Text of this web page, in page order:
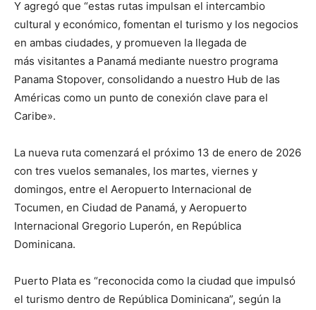
Y agregó que “estas rutas impulsan el intercambio
cultural y económico, fomentan el turismo y los negocios
en ambas ciudades, y promueven la llegada de
más visitantes a Panamá mediante nuestro programa
Panama Stopover, consolidando a nuestro Hub de las
Américas como un punto de conexión clave para el
Caribe».
La nueva ruta comenzará el próximo 13 de enero de 2026
con tres vuelos semanales, los martes, viernes y
domingos, entre el Aeropuerto Internacional de
Tocumen, en Ciudad de Panamá, y Aeropuerto
Internacional Gregorio Luperón, en República
Dominicana.
Puerto Plata es “reconocida como la ciudad que impulsó
el turismo dentro de República Dominicana”, según la